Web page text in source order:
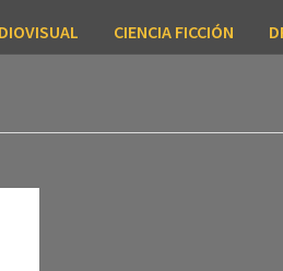
CIENCIA FICCIÓN